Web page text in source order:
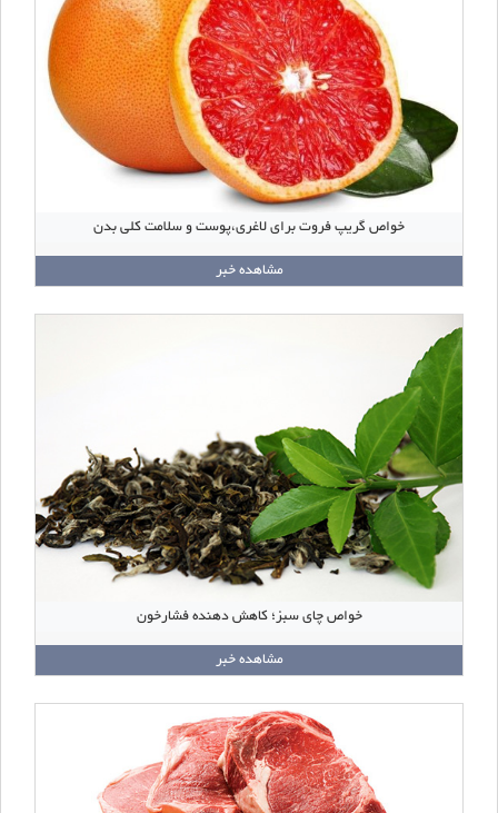
خواص گریپ فروت برای لاغری،پوست و سلامت کلی بدن
مشاهده خبر
خواص چای سبز؛ کاهش دهنده فشارخون
مشاهده خبر